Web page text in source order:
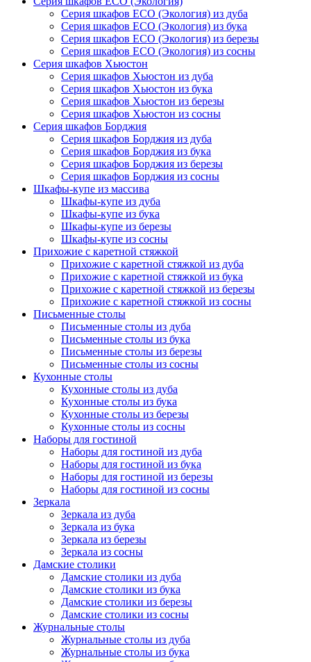
Серия шкафов ECO (Экология) из дуба
Серия шкафов ECO (Экология) из бука
Серия шкафов ECO (Экология) из березы
Серия шкафов ECO (Экология) из сосны
Серия шкафов Хьюстон
Серия шкафов Хьюстон из дуба
Серия шкафов Хьюстон из бука
Серия шкафов Хьюстон из березы
Серия шкафов Хьюстон из сосны
Серия шкафов Борджия
Серия шкафов Борджия из дуба
Серия шкафов Борджия из бука
Серия шкафов Борджия из березы
Серия шкафов Борджия из сосны
Шкафы-купе из массива
Шкафы-купе из дуба
Шкафы-купе из бука
Шкафы-купе из березы
Шкафы-купе из сосны
Прихожие с каретной стяжкой
Прихожие с каретной стяжкой из дуба
Прихожие с каретной стяжкой из бука
Прихожие с каретной стяжкой из березы
Прихожие с каретной стяжкой из сосны
Письменные столы
Письменные столы из дуба
Письменные столы из бука
Письменные столы из березы
Письменные столы из сосны
Кухонные столы
Кухонные столы из дуба
Кухонные столы из бука
Кухонные столы из березы
Кухонные столы из сосны
Наборы для гостиной
Наборы для гостиной из дуба
Наборы для гостиной из бука
Наборы для гостиной из березы
Наборы для гостиной из сосны
Зеркала
Зеркала из дуба
Зеркала из бука
Зеркала из березы
Зеркала из сосны
Дамские столики
Дамские столики из дуба
Дамские столики из бука
Дамские столики из березы
Дамские столики из сосны
Журнальные столы
Журнальные столы из дуба
Журнальные столы из бука